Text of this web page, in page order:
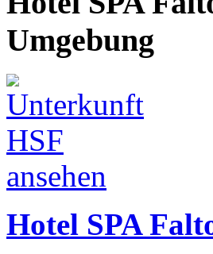
Umgebung
Hotel SPA